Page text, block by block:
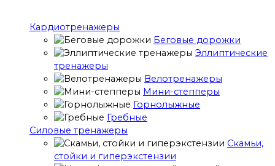
Кардиотренажеры
Беговые дорожки
Эллиптические
тренажеры
Велотренажеры
Мини-степперы
Горнолыжные
Гребные
Cиловые тренажеры
Скамьи,
стойки и гиперэкстензии